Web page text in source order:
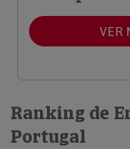
VER
Ranking de
Portugal